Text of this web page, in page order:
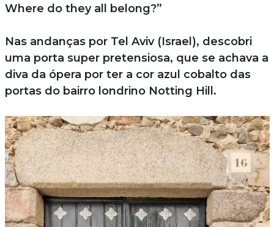
Where do they all belong?”
Nas andanças por Tel Aviv (Israel), descobri
uma porta super pretensiosa, que se achava a
diva da ópera por ter a cor azul cobalto das
portas do bairro londrino Notting Hill.